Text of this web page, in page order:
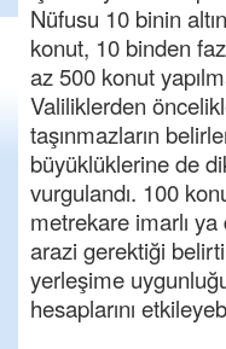
Nüfusu 10 binin
konut, 10 binden
az 500 konut
Valiliklerden
taşınmazların
büyüklüklerine de
vurgulandı. 100
metrekare imarlı
arazi gerektiği
yerleşime
hesaplarını